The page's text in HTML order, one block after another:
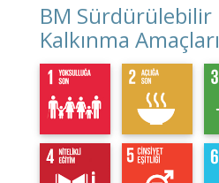
BM Sürdürülebilir
Kalkınma Amaçları